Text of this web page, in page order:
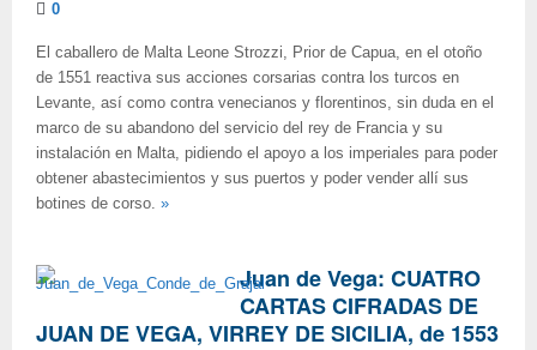
0
El caballero de Malta Leone Strozzi, Prior de Capua, en el otoño
de 1551 reactiva sus acciones corsarias contra los turcos en
Levante, así como contra venecianos y florentinos, sin duda en el
marco de su abandono del servicio del rey de Francia y su
instalación en Malta, pidiendo el apoyo a los imperiales para poder
obtener abastecimientos y sus puertos y poder vender allí sus
botines de corso. »
Juan de Vega: CUATRO
CARTAS CIFRADAS DE
JUAN DE VEGA, VIRREY DE SICILIA, de 1553